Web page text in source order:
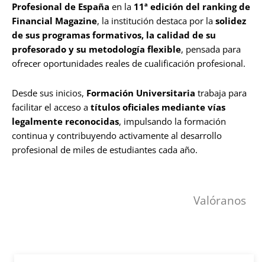
Profesional de España en la 11ª edición del ranking de
Financial Magazine, la institución destaca por la solidez
de sus programas formativos, la calidad de su
profesorado y su metodología flexible, pensada para
ofrecer oportunidades reales de cualificación profesional.
Desde sus inicios, Formación Universitaria trabaja para
facilitar el acceso a títulos oficiales mediante vías
legalmente reconocidas, impulsando la formación
continua y contribuyendo activamente al desarrollo
profesional de miles de estudiantes cada año.
Valóranos